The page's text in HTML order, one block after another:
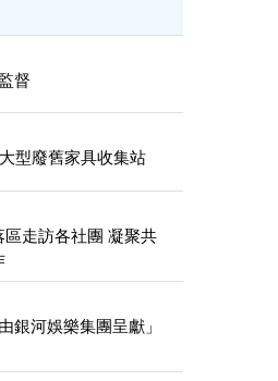
督
型廢舊家具收集站
走訪各社團 凝聚共
銀河娛樂集團呈獻」